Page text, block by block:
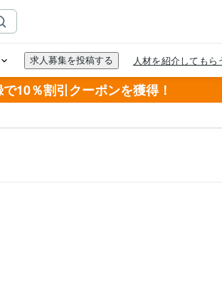
10％割引クーポンを獲得！